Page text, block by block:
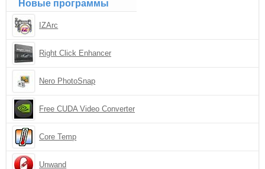
Новые программы
IZArc
Right Click Enhancer
Nero PhotoSnap
Free CUDA Video Converter
Core Temp
Unwand